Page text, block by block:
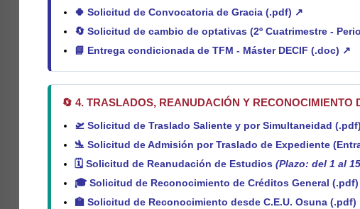
🍀 Solicitud de Convocatoria de Gracia (.pdf) ↗
🔄 Solicitud de cambio de optativas (2º Cuatrimestre -
📘 Entrega condicionada de TFM - Máster DECIF (.doc) ↗
🔄 4. TRASLADOS, REANUDACIÓN Y RECONOCIMIENTO
🛫 Solicitud de Traslado Saliente y por Simultaneidad
🛬 Solicitud de Admisión por Traslado de Expediente
🗓️ Solicitud de Reanudación de Estudios (Plazo: del 1 al
🎓 Solicitud de Reconocimiento de Créditos General
🏫 Solicitud de Reconocimiento desde C.E.U. Osuna (.pdf)